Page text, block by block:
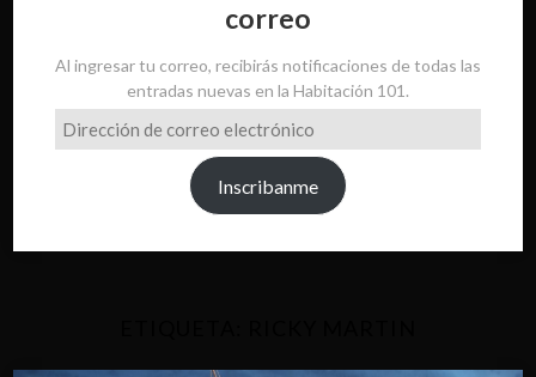
correo
Al ingresar tu correo, recibirás notificaciones de todas las
entradas nuevas en la Habitación 101.
Dirección
de
Inscribanme